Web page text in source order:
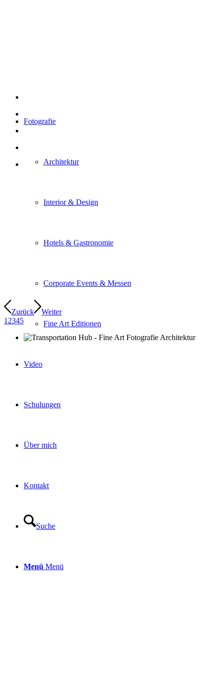
Fotografie
Architektur
Interior & Design
Hotels & Gastronomie
Corporate Events & Messen
Fine Art Editionen
Video
Schulungen
Über mich
Kontakt
Suche
Menü Menü
Zurück
Weiter
12345